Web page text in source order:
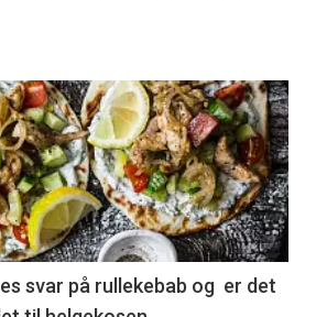
svar på rullekebab og er det